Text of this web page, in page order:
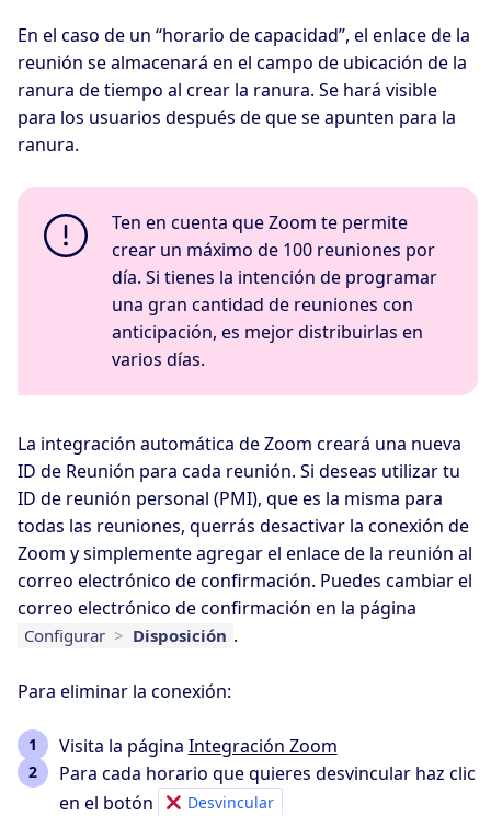
En el caso de un “horario de capacidad”, el enlace de la
reunión se almacenará en el campo de ubicación de la
ranura de tiempo al crear la ranura. Se hará visible
para los usuarios después de que se apunten para la
ranura.
Ten en cuenta que Zoom te permite
crear un máximo de 100 reuniones por
día. Si tienes la intención de programar
una gran cantidad de reuniones con
anticipación, es mejor distribuirlas en
varios días.
La integración automática de Zoom creará una nueva
ID de Reunión para cada reunión. Si deseas utilizar tu
ID de reunión personal (PMI), que es la misma para
todas las reuniones, querrás desactivar la conexión de
Zoom y simplemente agregar el enlace de la reunión al
correo electrónico de confirmación. Puedes cambiar el
correo electrónico de confirmación en la página
Configurar > Disposición .
Para eliminar la conexión:
Visita la página Integración Zoom
Para cada horario que quieres desvincular haz clic
en el botón
Desvincular